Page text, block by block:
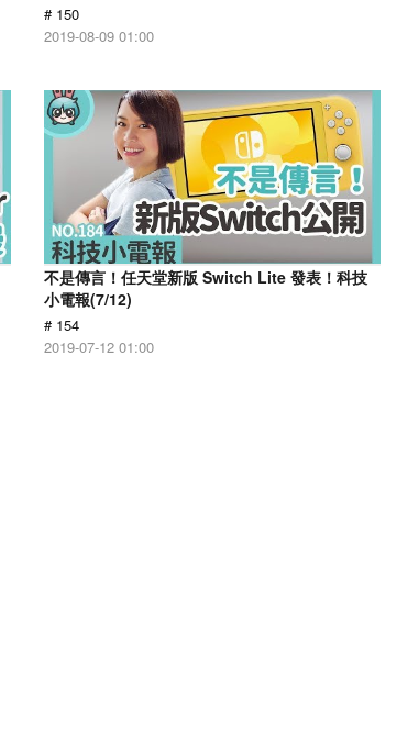
# 150
2019-08-09 01:00
不是傳言！任天堂新版 Switch Lite 發表！科技
小電報(7/12)
# 154
2019-07-12 01:00